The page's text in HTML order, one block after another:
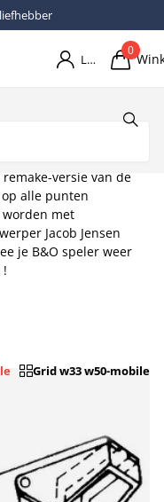
Login
0
versie van de
alle punten
met
Jacob Jensen
je B&O speler weer
Grid w33 w50-mobile